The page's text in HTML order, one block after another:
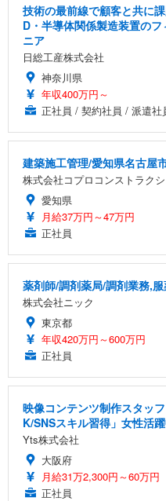
技術の最前線で顧客と共に
D・半導体関係製造装置の
ニア
日総工産株式会社
神奈川県
年収400万円～
正社員 / 契約社員 / 派遣社
建築施工管理/愛知県名古屋
株式会社コプロコンストラク
愛知県
月給37万円～47万円
正社員
薬剤師/調剤薬局/調剤業務,
株式会社ニック
東京都
年収420万円～600万円
正社員
映像コンテンツ制作スタッ
K/SNSスキル習得」女性活
Yts株式会社
大阪府
月給31万2,300円～60万円
正社員